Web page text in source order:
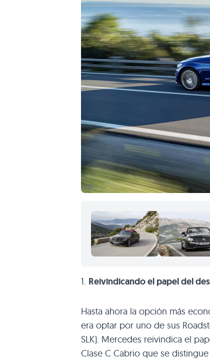
1. Reivindicando el papel del
Hasta ahora la opción más
era optar por uno de sus
SLK). Mercedes reivindica el
Clase C Cabrio que se